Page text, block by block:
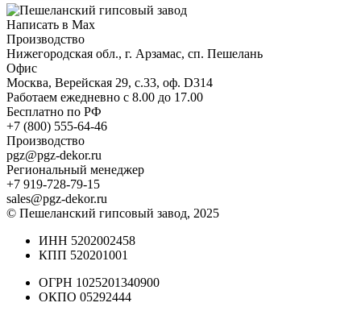
Написать в Max
Производство
Нижегородская обл., г. Арзамас, сп. Пешелань
Офис
Москва, Верейская 29, с.33, оф. D314
Работаем ежедневно с 8.00 до 17.00
Бесплатно по РФ
+7 (800) 555-64-46
Производство
pgz@pgz-dekor.ru
Региональный менеджер
+7 919-728-79-15
sales@pgz-dekor.ru
© Пешеланский гипсовый завод, 2025
ИНН 5202002458
КПП 520201001
ОГРН 1025201340900
ОКПО 05292444